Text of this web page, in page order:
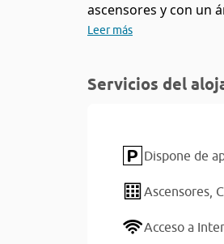
ascensores y con un
Leer más
Servicios del
Dispone de
Ascensores,
Acceso a